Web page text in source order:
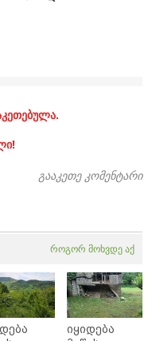
გააკეთე კომენტარი
როგორ მოხვდე აქ
იყიდება